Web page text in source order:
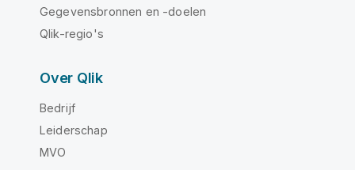
Gegevensbronnen en -doelen
Qlik-regio's
Over Qlik
Bedrijf
Leiderschap
MVO